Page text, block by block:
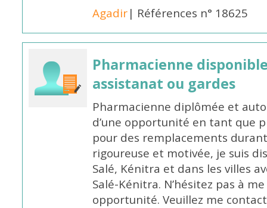
Agadir| Références n° 18625
Pharmacienne
assistanat ou gardes
Pharmacienne diplômée et
d’une opportunité en tant que
pour des remplacements
rigoureuse et motivée, je suis
Salé, Kénitra et dans les villes
Salé-Kénitra. N’hésitez pas à
opportunité. Veuillez me